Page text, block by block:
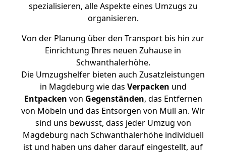
spezialisieren, alle Aspekte eines Umzugs zu
organisieren.
Von der Planung über den Transport bis hin zur
Einrichtung Ihres neuen Zuhause in
Schwanthalerhöhe.
Die Umzugshelfer bieten auch Zusatzleistungen
in Magdeburg wie das Verpacken und
Entpacken von Gegenständen, das Entfernen
von Möbeln und das Entsorgen von Müll an. Wir
sind uns bewusst, dass jeder Umzug von
Magdeburg nach Schwanthalerhöhe individuell
ist und haben uns daher darauf eingestellt, auf